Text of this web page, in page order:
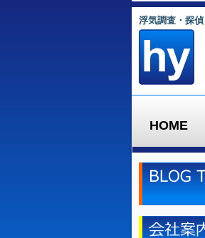
浮気調査・探
HOME